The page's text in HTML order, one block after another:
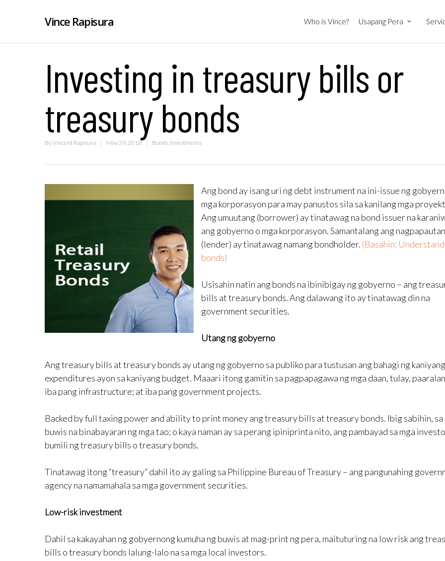
Vince Rapisura Who is Vince? Usapang Pera
Investing in treasury bills or
treasury bonds
ByVincent Rapisura May 29, 2018 Bonds, Investments
Ang bond ay isang uri ng debt instrument na ini-issue ng
mga korporasyon para may panustos sila sa kanilang mga
Ang umuutang (borrower) ay tinatawag na bond issuer na
ang gobyerno o mga korporasyon. Samantalang ang
(lender) ay tinatawag namang bondholder. (Basahin:
bonds)
Usisahin natin ang bonds na ibinibigay ng gobyerno – ang
bills at treasury bonds. Ang dalawang ito ay tinatawag din na
government securities.
Utang ng gobyerno
Ang treasury bills at treasury bonds ay utang ng gobyerno sa publiko para tustusan ang bahagi ng kaniyang
expenditures ayon sa kaniyang budget. Maaari itong gamitin sa pagpapagawa ng mga daan, tulay,
iba pang infrastructure; at iba pang government projects.
Backed by full taxing power and ability to print money ang treasury bills at treasury bonds. Ibig sabihin, sa
buwis na binabayaran ng mga tao; o kaya naman ay sa perang ipiniprinta nito, ang pambayad sa mga
bumili ng treasury bills o treasury bonds.
Tinatawag itong “treasury” dahil ito ay galing sa Philippine Bureau of Treasury – ang pangunahing
agency na namamahala sa mga government securities.
Low-risk investment
Dahil sa kakayahan ng gobyernong kumuha ng buwis at mag-print ng pera, maituturing na low risk ang
bills o treasury bonds lalung-lalo na sa mga local investors.